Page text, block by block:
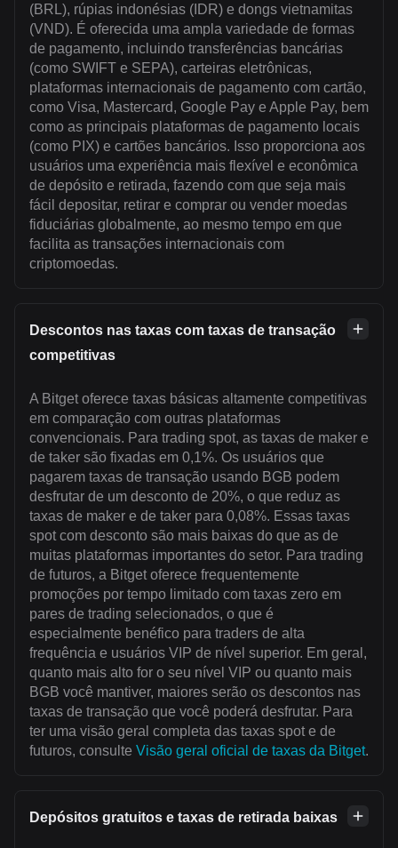
(BRL), rúpias indonésias (IDR) e dongs vietnamitas
(VND). É oferecida uma ampla variedade de formas
de pagamento, incluindo transferências bancárias
(como SWIFT e SEPA), carteiras eletrônicas,
plataformas internacionais de pagamento com cartão,
como Visa, Mastercard, Google Pay e Apple Pay, bem
como as principais plataformas de pagamento locais
(como PIX) e cartões bancários. Isso proporciona aos
usuários uma experiência mais flexível e econômica
de depósito e retirada, fazendo com que seja mais
fácil depositar, retirar e comprar ou vender moedas
fiduciárias globalmente, ao mesmo tempo em que
facilita as transações internacionais com
criptomoedas.
Descontos nas taxas com taxas de transação
competitivas
A Bitget oferece taxas básicas altamente competitivas
em comparação com outras plataformas
convencionais. Para trading spot, as taxas de maker e
de taker são fixadas em 0,1%. Os usuários que
pagarem taxas de transação usando BGB podem
desfrutar de um desconto de 20%, o que reduz as
taxas de maker e de taker para 0,08%. Essas taxas
spot com desconto são mais baixas do que as de
muitas plataformas importantes do setor. Para trading
de futuros, a Bitget oferece frequentemente
promoções por tempo limitado com taxas zero em
pares de trading selecionados, o que é
especialmente benéfico para traders de alta
frequência e usuários VIP de nível superior. Em geral,
quanto mais alto for o seu nível VIP ou quanto mais
BGB você mantiver, maiores serão os descontos nas
taxas de transação que você poderá desfrutar. Para
ter uma visão geral completa das taxas spot e de
futuros, consulte Visão geral oficial de taxas da Bitget.
Depósitos gratuitos e taxas de retirada baixas